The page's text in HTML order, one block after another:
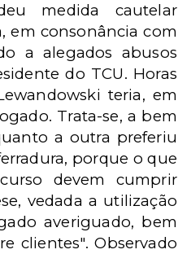
medida cautelar
em consonância com
a alegados abusos
do TCU. Horas
teria, em
Trata-se, a bem
a outra preferiu
porque o que
devem cumprir
vedada a utilização
averiguado, bem
clientes". Observado